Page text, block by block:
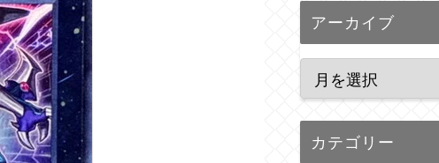
アーカイブ
カテゴリー